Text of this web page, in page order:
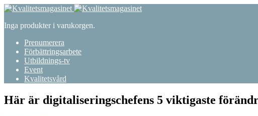
Inga produkter i varukorgen.
Prenumerera
Förbättringsarbete
Utbildnings-tv
Event
Kvalitetsvård
Här är digitaliseringschefens 5 viktigaste